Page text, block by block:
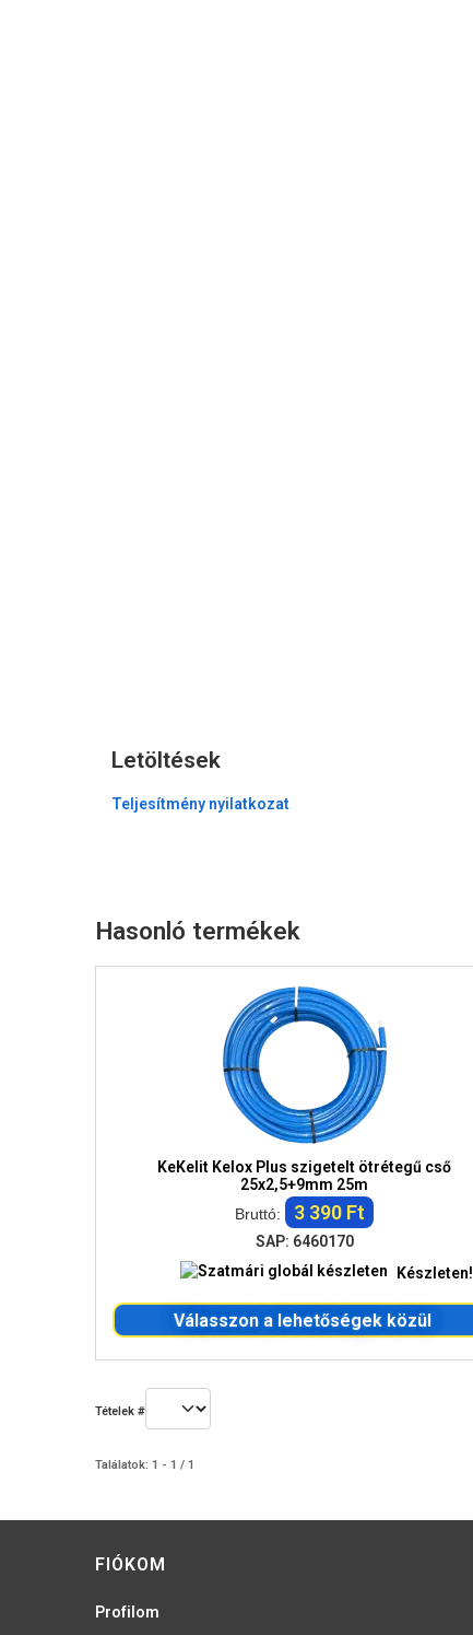
Letöltések
Teljesítmény nyilatkozat
Hasonló termékek
KeKelit Kelox Plus szigetelt ötrétegű cső
25x2,5+9mm 25m
Bruttó:
3 390 Ft
SAP: 6460170
Készleten!
Válasszon a lehetőségek közül
Tételek #
Találatok: 1 - 1 / 1
FIÓKOM
Profilom